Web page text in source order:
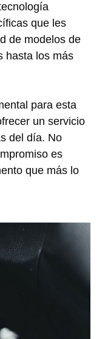
que les
de modelos de
hasta los más
para esta
un servicio
del día. No
es
que más lo